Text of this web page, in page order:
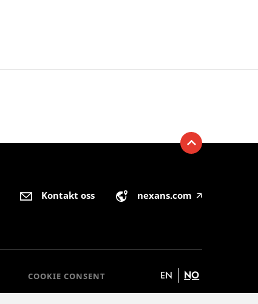
Kontakt oss nexans.com 🡥
COOKIE CONSENT EN NO